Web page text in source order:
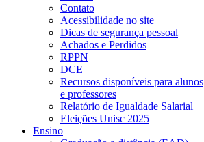
Contato
Acessibilidade no site
Dicas de segurança pessoal
Achados e Perdidos
RPPN
DCE
Recursos disponíveis para alunos
e professores
Relatório de Igualdade Salarial
Eleições Unisc 2025
Ensino